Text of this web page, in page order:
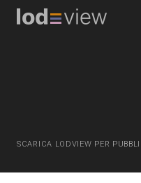
SCARICA LODVIEW PER